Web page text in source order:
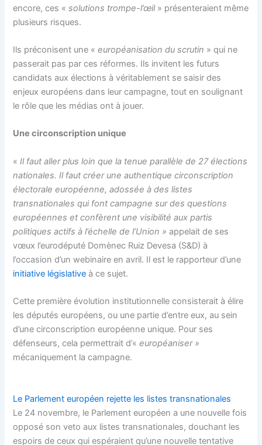
encore, ces «solutions trompe-l’œil» présenteraient même
plusieurs risques.
Ils préconisent une «européanisation du scrutin » qui ne
passerait pas par ces réformes. Ils invitent les futurs
candidats aux élections à véritablement se saisir des
enjeux européens dans leur campagne, tout en soulignant
le rôle que les médias ont à jouer.
Une circonscription unique
«Il faut aller plus loin que la tenue parallèle de 27 élections
nationales. Il faut créer une authentique circonscription
électorale européenne, adossée à des listes
transnationales qui font campagne sur des questions
européennes et confèrent une visibilité aux partis
politiques actifs à l’échelle de l’Union » appelait de ses
vœux l’eurodéputé Domènec Ruiz Devesa (S&D) à
l’occasion d’un webinaire en avril. Il est le rapporteur d’une
initiative législative à ce sujet.
Cette première évolution institutionnelle consisterait à élire
les députés européens, ou une partie d’entre eux, au sein
d’une circonscription européenne unique. Pour ses
défenseurs, cela permettrait d’«européaniser »
mécaniquement la campagne.
Le Parlement européen rejette les listes transnationales
Le 24 novembre, le Parlement européen a une nouvelle fois
opposé son veto aux listes transnationales, douchant les
espoirs de ceux qui espéraient qu’une nouvelle tentative